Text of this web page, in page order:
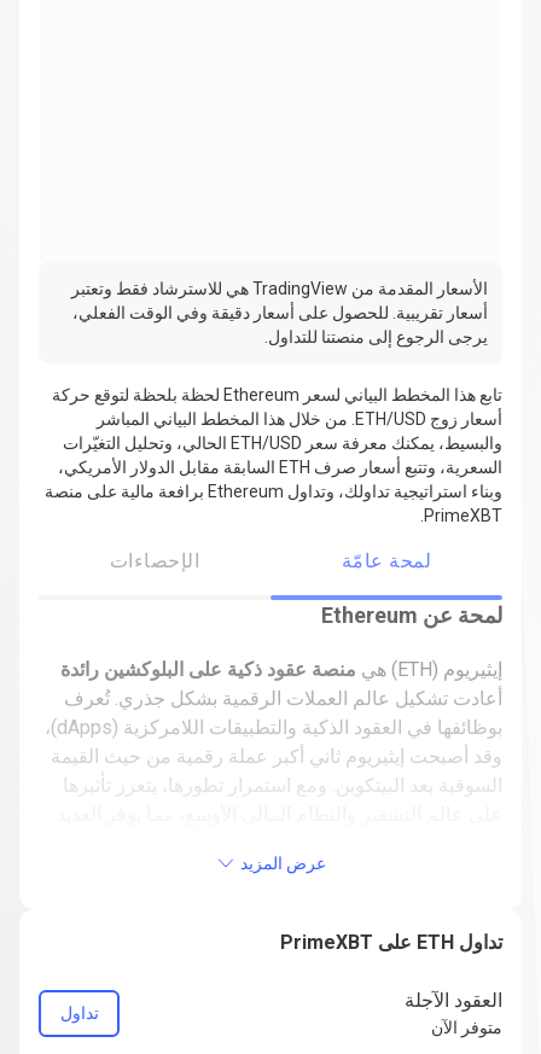
الأسعار المقدمة من TradingView هي للاسترشاد فقط وتعتبر
أسعار تقريبية. للحصول على أسعار دقيقة وفي الوقت الفعلي،
يرجى الرجوع إلى منصتنا للتداول.
تابع هذا المخطط البياني لسعر Ethereum لحظة بلحظة لتوقع حركة
أسعار زوج ETH/USD. من خلال هذا المخطط البياني المباشر
والبسيط، يمكنك معرفة سعر ETH/USD الحالي، وتحليل التغيّرات
السعرية، وتتبع أسعار صرف ETH السابقة مقابل الدولار الأمريكي،
وبناء استراتيجية تداولك، وتداول Ethereum برافعة مالية على منصة
PrimeXBT.
لمحة عامّة الإحصاءات
لمحة عن Ethereum
إيثيريوم (ETH) هي
منصة عقود ذكية على البلوكشين رائدة
أعادت تشكيل عالم العملات الرقمية بشكل جذري. تُعرف
بوظائفها في العقود الذكية والتطبيقات اللامركزية (dApps)،
وقد أصبحت إيثيريوم ثاني أكبر عملة رقمية من حيث القيمة
السوقية بعد البيتكوين. ومع استمرار تطورها، يتعزز تأثيرها
تم إنشاء إيثيريوم برؤية تهدف إلى معالجة قيود البيتكوين، ولا
الذكية. قدم فيتاليك بوترين، وهو مبرمج شاب ورؤيوي، هذا
المفهوم في عام 2013، بهدف بناء
شبكة بلوكشين يمكنها
عرض المزيد
تداول ETH على PrimeXBT
العقود الآجلة
متوفر الآن
تداول